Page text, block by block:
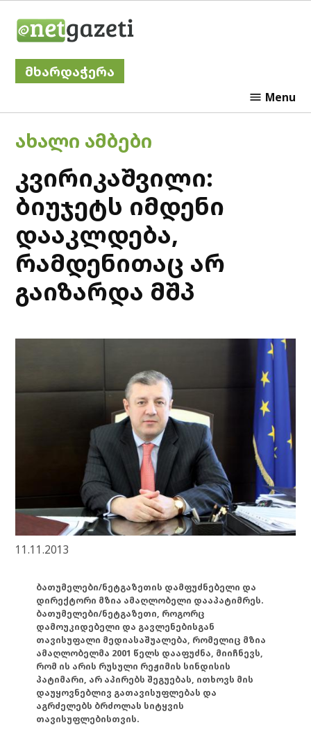
მხარდაჭერა
Menu
POSTED
ᲐᲮᲐᲚᲘ ᲐᲛᲑᲔᲑᲘ
კვირიკაშვილი:
ბიუჯეტს იმდენი
დააკლდება,
რამდენითაც არ
გაიზარდა მშპ
11.11.2013
ბათუმელები/ნეტგაზეთის დამფუძნებელი და
დირექტორი მზია ამაღლობელი დააპატიმრეს.
ბათუმელები/ნეტგაზეთი, როგორც
დამოუკიდებელი და გავლენებისგან
თავისუფალი მედიასაშუალება, რომელიც მზია
ამაღლობელმა 2001 წელს დააფუძნა, მიიჩნევს,
რომ ის არის რუსული რეჟიმის სინდისის
პატიმარი, არ აპირებს შეგუებას, ითხოვს მის
დაუყოვნებლივ გათავისუფლებას და
აგრძელებს ბრძოლას სიტყვის
თავისუფლებისთვის.